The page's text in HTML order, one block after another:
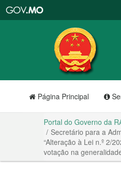
RAE
de
Macau
Página Principal
Portal do Governo da
Secretário para a
“Alteração à Lei n.º 2/
votação na